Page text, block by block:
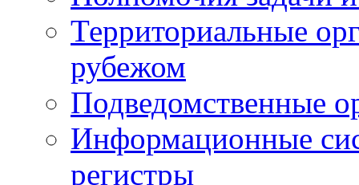
Территориальные
рубежом
Подведомственные
Информационные
регистры